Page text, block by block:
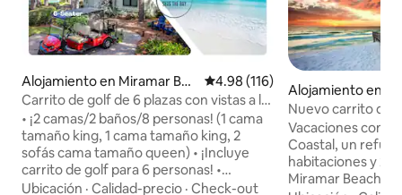
Alojamiento en Miramar Bea
ch
Calificación promedio: 4.98 de
4.98 (116)
Carrito de golf de 6 plazas con vistas a la
bahía, el lago y el campo
• ¡2 camas/2 baños/8 personas! (1 cama
tamaño king, 1 cama tamaño king, 2
sofás cama tamaño queen) • ¡Incluye
carrito de golf para 6 personas! •
¡Impresionantes vistas a la
Ubicación · Calidad-precio · Check-out
Alojamiento en
ch
Nuevo carrito de
playa/hasta 10
Vacaciones con
Coastal, un
habitaciones y 2
Miramar Beach,